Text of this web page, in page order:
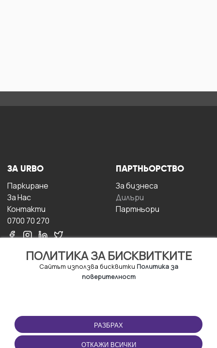
ПОЛИТИКА ЗА БИСКВИТКИТЕ
Сайтът използва бисквитки Политика за
поверителност
РАЗБРАХ
ОТКАЖИ ВСИЧКИ
ЗА URBO
Паркиране
За Hас
Контакти
0700 70 270
ПАРТНЬОРСТВО
За бизнесa
Дилъри
Партньори
ПОЛЗВАНЕ
Правила и условия за
ползване
ПРИЛОЖЕНИЕТО